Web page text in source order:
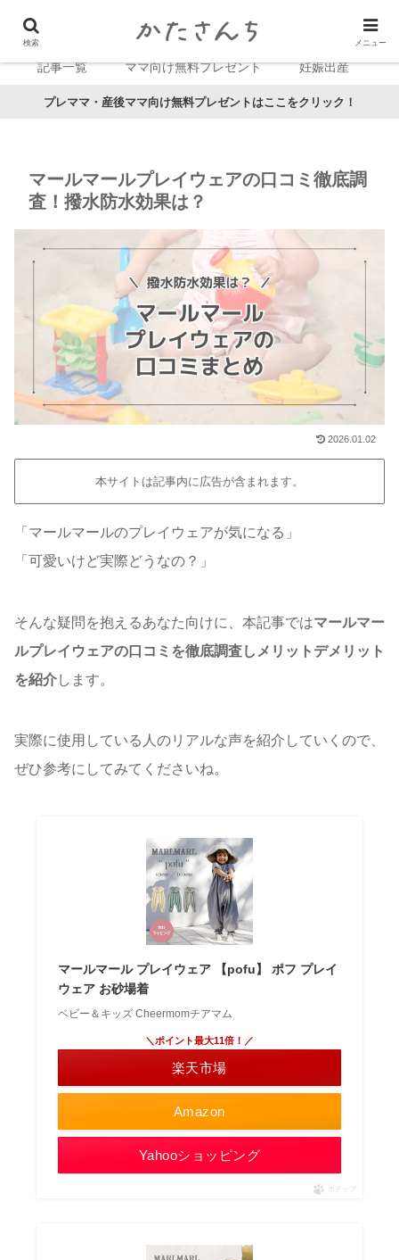
記事一覧 ママ向け無料プレゼント 妊娠出産
プレママ・産後ママ向け無料プレゼントはここをクリック！
マールマールプレイウェアの口コミ徹底調
査！撥水防水効果は？
2026.01.02
本サイトは記事内に広告が含まれます。
「マールマールのプレイウェアが気になる」
「可愛いけど実際どうなの？」
そんな疑問を抱えるあなた向けに、本記事ではマールマー
ルプレイウェアの口コミを徹底調査しメリットデメリット
を紹介します。
実際に使用している人のリアルな声を紹介していくので、
ぜひ参考にしてみてくださいね。
マールマール プレイウェア 【pofu】 ポフ プレイ
ウェア お砂場着
ベビー＆キッズ Cheermomチアマム
Amazon
＼ポイント最大11倍！／
楽天市場
Yahooショッピング
ポチップ
検索 メニュー